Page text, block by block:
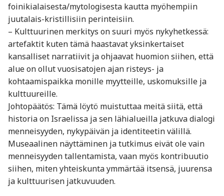
foinikialaisesta/mytologisesta kautta myöhempiin
juutalais-kristillisiin perinteisiin.
– Kulttuurinen merkitys on suuri myös nykyhetkessä:
artefaktit kuten tämä haastavat yksinkertaiset
kansalliset narratiivit ja ohjaavat huomion siihen, että
alue on ollut vuosisatojen ajan risteys- ja
kohtaamispaikka monille myytteille, uskomuksille ja
kulttuureille.
Johtopäätös: Tämä löytö muistuttaa meitä siitä, että
historia on Israelissa ja sen lähialueilla jatkuva dialogi
menneisyyden, nykypäivän ja identiteetin välillä.
Museaalinen näyttäminen ja tutkimus eivät ole vain
menneisyyden tallentamista, vaan myös kontribuutio
siihen, miten yhteiskunta ymmärtää itsensä, juurensa
ja kulttuurisen jatkuvuuden.